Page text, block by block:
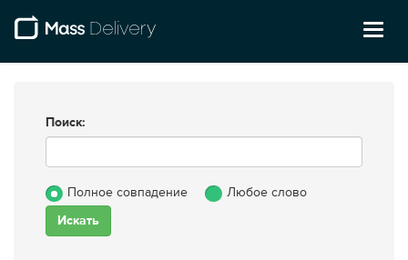
Поиск:
Полное совпадение Любое слово